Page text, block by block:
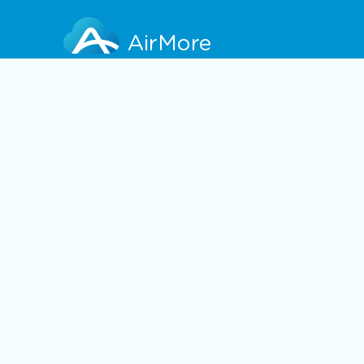
AirMore